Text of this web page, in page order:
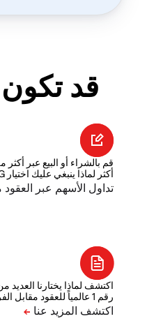
قد تكون
أكثر لماذا ينبغي عليك اختيار IG.
اكتشف لماذا يختارنا العديد
رقم 1 عالمياً للعقود مقابل الفروقات.